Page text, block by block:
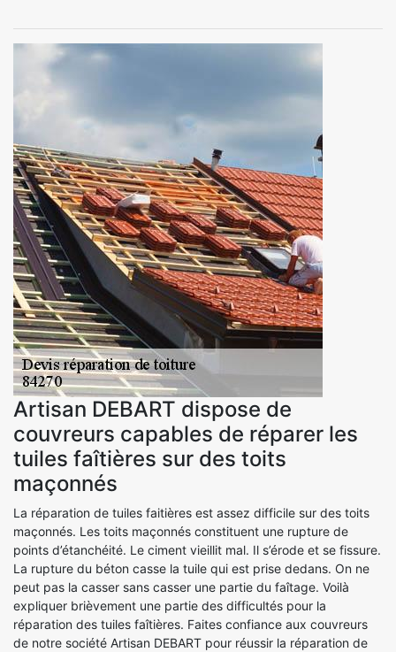
Artisan DEBART dispose de
couvreurs capables de réparer les
tuiles faîtières sur des toits
maçonnés
La réparation de tuiles faitières est assez difficile sur des toits
maçonnés. Les toits maçonnés constituent une rupture de
points d’étanchéité. Le ciment vieillit mal. Il s’érode et se fissure.
La rupture du béton casse la tuile qui est prise dedans. On ne
peut pas la casser sans casser une partie du faîtage. Voilà
expliquer brièvement une partie des difficultés pour la
réparation des tuiles faîtières. Faites confiance aux couvreurs
de notre société Artisan DEBART pour réussir la réparation de